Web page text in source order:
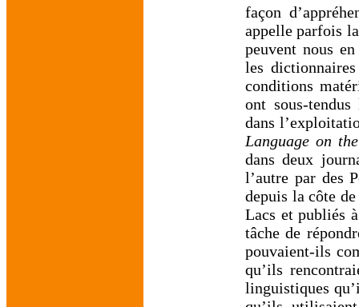
façon
appelle parfois
peuvent nous
les
conditions
ont sous-
dans
Language on
dans deux
l’autre par des
depuis la côte
Lacs et publiés
tâche de
pouvaient-ils
qu’ils
linguistiques